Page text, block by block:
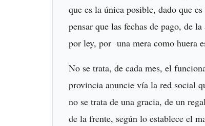
que es la única posible, dado que
pensar que las fechas de pago, de
por ley, por una mera como huera
No se trata, de cada mes, el
provincia anuncie vía la red social
no se trata de una gracia, de un
de la frente, según lo establece el